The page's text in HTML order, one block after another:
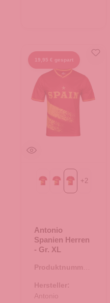
19,95 € gespart
Gr. LGr. MGr. XL
+2
Antonio
Spanien Herren
- Gr. XL
Produktnummer:
Hersteller:
Antonio